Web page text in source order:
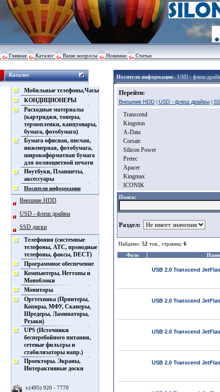
Главная Каталог Ваши вопросы Новинки Статьи
Каталог
Мобильные телефоны,Часы
КОНДИЦИОНЕРЫ
Расходные материалы
(картриджи, тонеры,
термопленки, канцтовары,
бумага, фотобумага)
Бумага офисная, писчая,
инженерная, фотобумага,
широкоформатная бумага
для полноцветной печати
Ноутбуки, Планшеты,
аксессуары
Носители информации
Внешние HDD
USD - флеш драйвы
SSD диски
Телефония (системные
телефоны, АТС, проводные
телефоны, факсы, DECT)
Программное обеспечение
Компьютеры, Неттопы и
Моноблоки
Мониторы
Оргтехника (Принтеры,
Копиры, МФУ, Сканеры,
Шредеры, Ламинаторы,
Резаки)
UPS (Источники
бесперебойного питания,
сетевые фильтры и
стабилизаторы напр.)
Проекторы. Экраны,
Интерактивные доски
т.(495) 920 - 7770
Носители информации USD - флеш
Перейти:
Внешние HDD| USD - флеш драйвы|
Transcend
Kingston
A-Data
Corsair
Silicon Power
Pretec
Apacer
Kingmax
ICONIK
Поиск:
Раздел:
Найдено: 52 тов., страниц: 6
Фото
USB 2.0 Transcend
USB 2.0 Transcend
USB 2.0 Transcend
USB 2.0 Transcend